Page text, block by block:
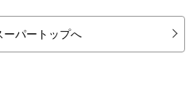
ーパートップへ